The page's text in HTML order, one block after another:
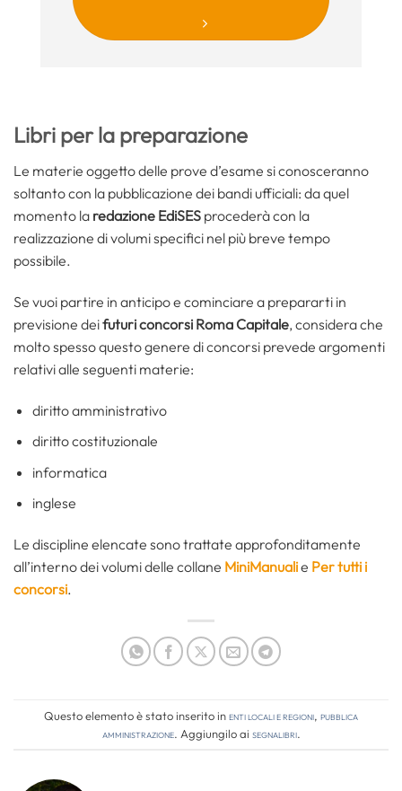
Libri per la preparazione
Le materie oggetto delle prove d’esame si conosceranno
soltanto con la pubblicazione dei bandi ufficiali: da quel
momento la redazione EdiSES procederà con la
realizzazione di volumi specifici nel più breve tempo
possibile.
Se vuoi partire in anticipo e cominciare a prepararti in
previsione deifuturi concorsi Roma Capitale, considera che
molto spesso questo genere di concorsi prevede argomenti
relativi alle seguenti materie:
diritto amministrativo
diritto costituzionale
informatica
inglese
Le discipline elencate sono trattate approfonditamente
all’interno dei volumi delle collane MiniManualie Per tutti i
concorsi.
Questo elemento è stato inserito inEnti locali e regioni, Pubblica
amministrazione. Aggiungilo ai segnalibri.